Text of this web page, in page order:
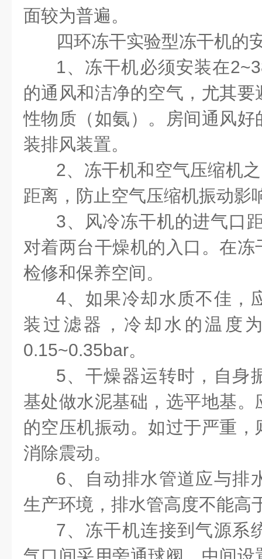
面较为普遍。
四环冻干实验型冻干机的
1、冻干机必须安装在
的通风和洁净的空气，尤其
性物质（如氨）。房间通风
装排风装置。
2、冻干机和空气压缩机
距离，防止空气压缩机振动影
3、风冷冻干机的进气口
对着两台干燥机的入口。在冻
检修和保养空间。
4、如果冷却水质不佳，
装过滤器，冷却水的温度
0.15~0.35bar。
5、干燥器运转时，自身
基处做水泥基础，选平地基
的空压机振动。如过于严重
消除震动。
6、自动排水管道应与排
生产环境，排水管高度不能高
7、 冻干机连接到气源系